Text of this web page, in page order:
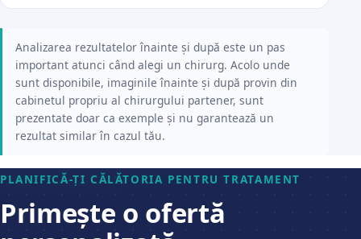
Analizarea rezultatelor înainte și după este un pas
important atunci când alegi un chirurg. Acolo unde
sunt disponibile, imaginile înainte și după provin din
cabinetul propriu al chirurgului partener, sunt
prezentate doar ca exemple și nu garantează un
rezultat similar în cazul tău.
PLANIFICĂ-ȚI CĂLĂTORIA PENTRU TRATAMENT
Primește o ofertă